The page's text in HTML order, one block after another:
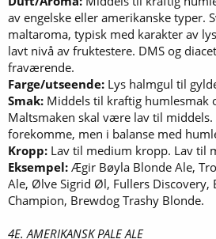
av engelske eller amerikanske typer.
maltaroma, typisk med karakter av
lavt nivå av fruktestere. DMS og
fraværende.
Farge/utseende: Lys halmgul til
Smak: Middels til kraftig humlesmak
Maltsmaken skal være lav til middels.
forekomme, men i balanse med
Kropp: Lav til medium kropp. Lav til
Eksempel: Ægir Bøyla Blonde Ale,
Ale, Ølve Sigrid Øl, Fullers Discovery,
Champion, Brewdog Trashy Blonde.
4E. AMERIKANSK PALE ALE